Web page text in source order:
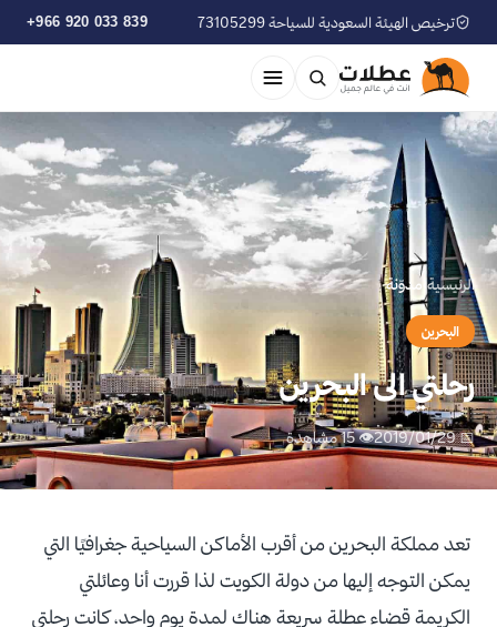
ترخيص الهيئة السعودية للسياحة 73105299 +966 920 033 839
الرئيسية مدوّنة
البحرين
رحلتي الى البحرين
📅 2019/01/29 👁 15 مشاهدة
تعد مملكة البحرين من أقرب الأماكن السياحية جغرافيًا التي
يمكن التوجه إليها من دولة الكويت لذا قررت أنا وعائلتي
الكريمة قضاء عطلة سريعة هناك لمدة يوم واحد، كانت رحلتي